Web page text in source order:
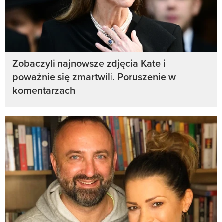
Zobaczyli najnowsze zdjęcia Kate i
poważnie się zmartwili. Poruszenie w
komentarzach